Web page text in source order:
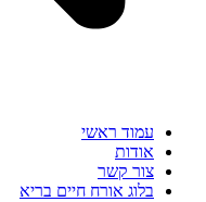
עמוד ראשי
אודות
צור קשר
בלוג אורח חיים בריא